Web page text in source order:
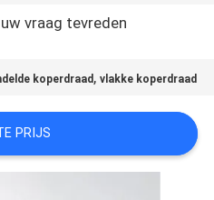
vraag tevreden
koperdraad ,vlakke koperdraad
PRIJS